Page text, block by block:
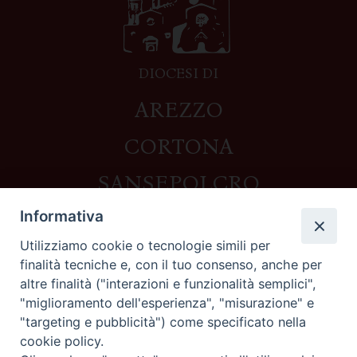
DIOCESI DI
AREZZO
CORTONA
SANSEPOLCRO
Contatti
Piazza del Duomo,1 - 52100 Arezzo
segreteria@diocesi.arezzo.it
Informativa privacy
Informativa
Utilizziamo cookie o tecnologie simili per
finalità tecniche e, con il tuo consenso, anche per
altre finalità ("interazioni e funzionalità semplici",
"miglioramento dell'esperienza", "misurazione" e
"targeting e pubblicità") come specificato nella
cookie policy.